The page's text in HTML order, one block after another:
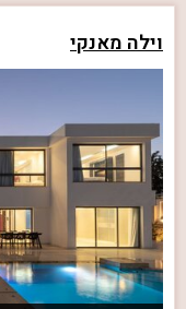
וילה מאנקי